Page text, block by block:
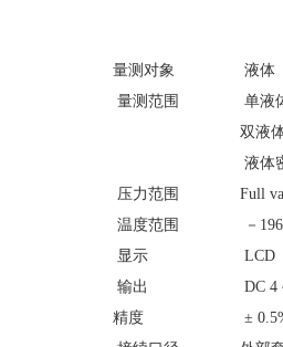
量测对象
液体
量测范围
单液
双液
液体
压力范围
Full
温度范围
－
显示
LCD
输出
DC 4
精度
±